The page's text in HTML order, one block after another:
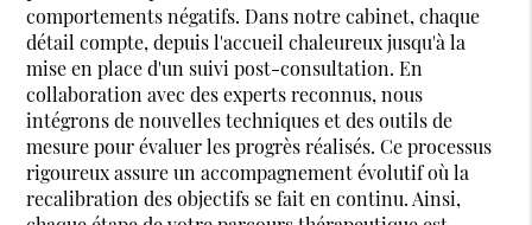
comportements négatifs. Dans notre cabinet, chaque
détail compte, depuis l'accueil chaleureux jusqu'à la
mise en place d'un suivi post-consultation. En
collaboration avec des experts reconnus, nous
intégrons de nouvelles techniques et des outils de
mesure pour évaluer les progrès réalisés. Ce processus
rigoureux assure un accompagnement évolutif où la
recalibration des objectifs se fait en continu. Ainsi,